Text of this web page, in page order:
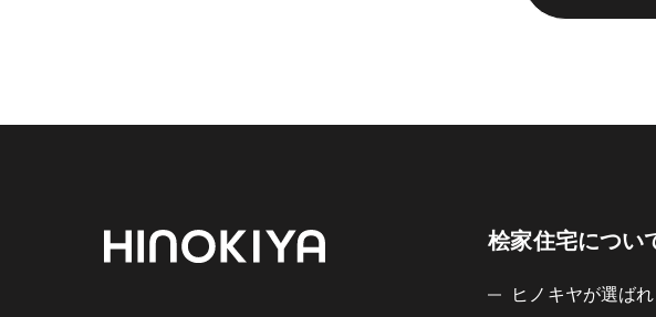
桧家住宅につい
ヒノキヤが選ば